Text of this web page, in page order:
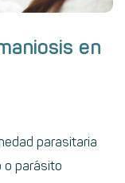
en
parasitaria
o parásito